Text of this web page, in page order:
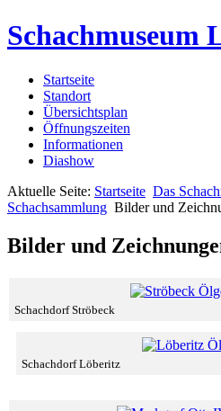
Schachmuseum
Startseite
Standort
Übersichtsplan
Öffnungszeiten
Informationen
Diashow
Aktuelle Seite: Startseite Das
Schachsammlung Bilder und
Bilder und
Schachdorf Ströbeck
Schachdorf Löberitz